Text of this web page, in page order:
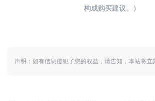
构成购买建议。）
声明：如有信息侵犯了您的权益，请告知，本站将立